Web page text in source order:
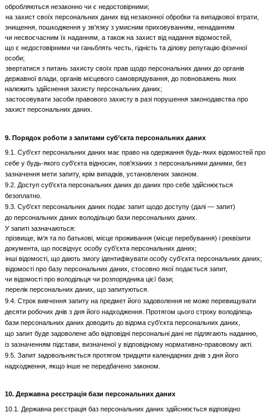
обробляються незаконно чи є недостовірними;
на захист своїх персональних даних від незаконної обробки та випадкової втрати,
знищення, пошкодження у зв'язку з умисним приховуванням, ненаданням
чи несвоєчасним їх наданням, а також на захист від надання відомостей,
що є недостовірними чи ганьблять честь, гідність та ділову репутацію фізичної
особи;
звертатися з питань захисту своїх прав щодо персональних даних до органів
державної влади, органів місцевого самоврядування, до повноважень яких
належить здійснення захисту персональних даних;
застосовувати засоби правового захисту в разі порушення законодавства про
захист персональних даних.
9. Порядок роботи з запитами суб’єкта персональних даних
9.1. Суб'єкт персональних даних має право на одержання будь-яких відомостей про
себе у будь-якого суб'єкта відносин, пов'язаних з персональними даними, без
зазначення мети запиту, крім випадків, установлених законом.
9.2. Доступ суб'єкта персональних даних до даних про себе здійснюється
безоплатно.
9.3. Суб’єкт персональних даних подає запит щодо доступу (далі — запит)
до персональних даних володільцю бази персональних даних.
У запиті зазначаються:
прізвище, ім'я та по батькові, місце проживання (місце перебування) і реквізити
документа, що посвідчує особу суб’єкта персональних даних;
інші відомості, що дають змогу ідентифікувати особу суб’єкта персональних даних;
відомості про базу персональних даних, стосовно якої подається запит,
чи відомості про володільця чи розпорядника цієї бази;
перелік персональних даних, що запитуються.
9.4. Строк вивчення запиту на предмет його задоволення не може перевищувати
десяти робочих днів з дня його надходження. Протягом цього строку володілець
бази персональних даних доводить до відома суб’єкта персональних даних,
що запит буде задоволене або відповідні персональні дані не підлягають наданню,
із зазначенням підстави, визначеної у відповідному нормативно-правовому акті.
9.5. Запит задовольняється протягом тридцяти календарних днів з дня його
надходження, якщо інше не передбачено законом.
10. Державна реєстрація бази персональних даних
10.1. Державна реєстрація баз персональних даних здійснюється відповідно